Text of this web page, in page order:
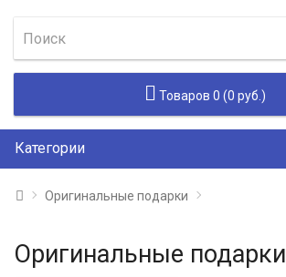
Товаров 0 (0 руб.)
Категории
Оригинальные подарки
Оригинальные подарки